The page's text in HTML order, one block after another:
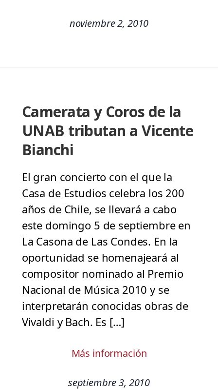
noviembre 2, 2010
Camerata y Coros de la
UNAB tributan a Vicente
Bianchi
El gran concierto con el que la
Casa de Estudios celebra los 200
años de Chile, se llevará a cabo
este domingo 5 de septiembre en
La Casona de Las Condes. En la
oportunidad se homenajeará al
compositor nominado al Premio
Nacional de Música 2010 y se
interpretarán conocidas obras de
Vivaldi y Bach. Es […]
Más información
septiembre 3, 2010